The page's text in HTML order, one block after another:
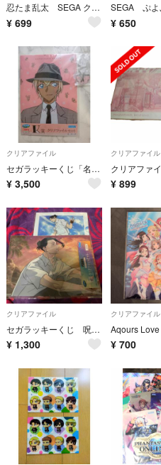
忍たま乱太 SEGA クリアファイル＆ステッカー 2枚セット
¥ 699 ¥ 650
クリアファイル
セガラッキーくじ「名探偵コナン」安室透（降谷零）クリアファイル&アクリルスタンド
¥ 3,500
クリアファイル
¥ 899
クリアファイル
セガラッキーくじ 呪術廻戦 夏油 クリファイ
¥ 1,300
クリアファイル
¥ 700